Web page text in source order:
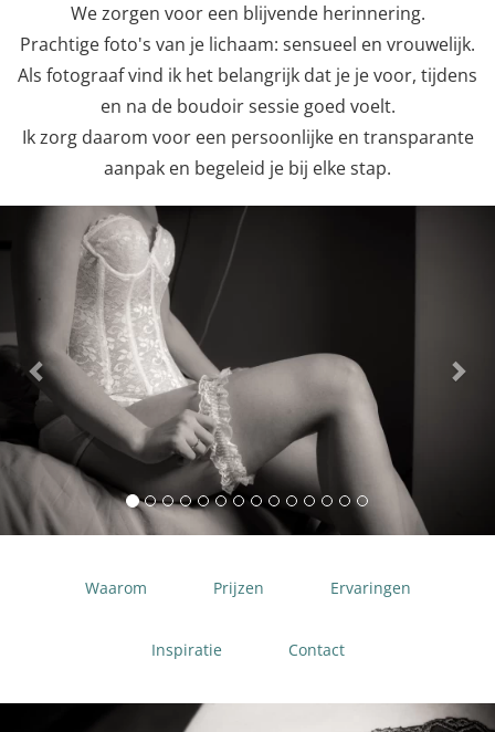
We zorgen voor een blijvende herinnering.
Prachtige foto's van je lichaam: sensueel en vrouwelijk.
Als fotograaf vind ik het belangrijk dat je je voor, tijdens
en na de boudoir sessie goed voelt.
Ik zorg daarom voor een persoonlijke en transparante
aanpak en begeleid je bij elke stap.
Previous
Waarom Prijzen Ervaringen
Inspiratie Contact